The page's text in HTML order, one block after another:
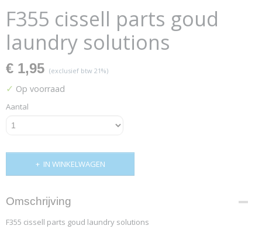
F355 cissell parts goud
laundry solutions
€ 1,95 (exclusief btw 21%)
✓ Op voorraad
Aantal
IN WINKELWAGEN
Omschrijving
F355 cissell parts goud laundry solutions